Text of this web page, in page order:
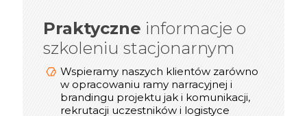
Praktyczne informacje o
szkoleniu stacjonarnym
Wspieramy naszych klientów zarówno
w opracowaniu ramy narracyjnej i
brandingu projektu jak i komunikacji,
rekrutacji uczestników i logistyce
Praktyczne
informacje o
szkoleniu online/webinarze
Dostosowujemy technologię transmisji
video (Zoom, Microsoft Teams, Cisco
Webex, Google Meet) do możliwości
naszych Klientów